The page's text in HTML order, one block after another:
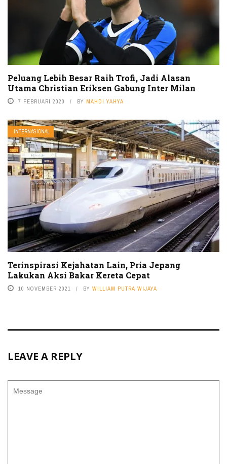
Peluang Lebih Besar Raih Trofi, Jadi Alasan
Utama Christian Eriksen Gabung Inter Milan
7 FEBRUARI 2020 BY MAHDI YAHYA
INTERNASIONAL
Terinspirasi Kejahatan Lain, Pria Jepang
Lakukan Aksi Bakar Kereta Cepat
10 NOVEMBER 2021 BY WILLIAM PUTRA WIJAYA
LEAVE A REPLY